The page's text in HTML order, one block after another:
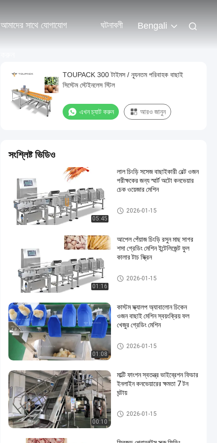
আমাদের সাথে যোগাযোগ ঘটনাবলী Bengali
TOUPACK 300 টাইমস / ন্যূনতম পরিবাহক বাছাই
সিস্টেম স্টেইনলেস স্টিল
এখন চ্যাট করুন আরও জানুন
সংশ্লিষ্ট ভিডিও
05:45
লাল চিংড়ি সসেজ বাছাইকারী বেল্ট ওজন
পরীক্ষকের জন্য স্মার্ট অটো কনভেয়ার
চেক ওয়েজার মেশিন
ওজন বাছাই মেশিন
2026-01-15
01:16
আপেল পেঁয়াজ চিংড়ি রসুন মাছ সাগর
শসা গ্রেডিং মেশিন ইন্টেলিজেন্ট ফুল
কালার টাচ স্ক্রিন
ওজন বাছাই মেশিন
2026-01-15
01:08
কাস্টম স্ক্যালপ অ্যাবালোন চিকেন
ওজন বাছাই মেশিন স্বয়ংক্রিয় ফল
খেজুর গ্রেডিং মেশিন
ওজন বাছাই মেশিন
2026-01-15
00:10
মাল্টি ফাংশন স্বতন্ত্র ভাইব্রেশন ফিডার
ইনলাইন কনভেয়ারের ক্ষমতা 7 টন
ঘন্টায়
ওজন বাছাই মেশিন
2026-01-15